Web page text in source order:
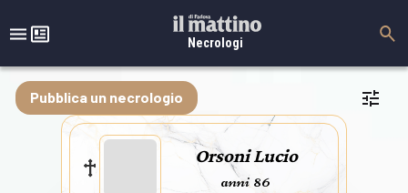
Necrologi
Pubblica un necrologio
Orsoni Lucio
anni 86